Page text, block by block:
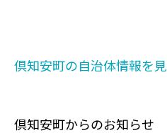
倶知安町の自治体情報を
倶知安町からのお知らせ